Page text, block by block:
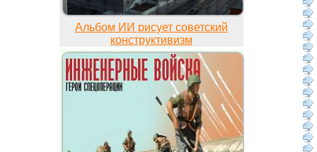
Альбом ИИ рисует советский
конструктивизм